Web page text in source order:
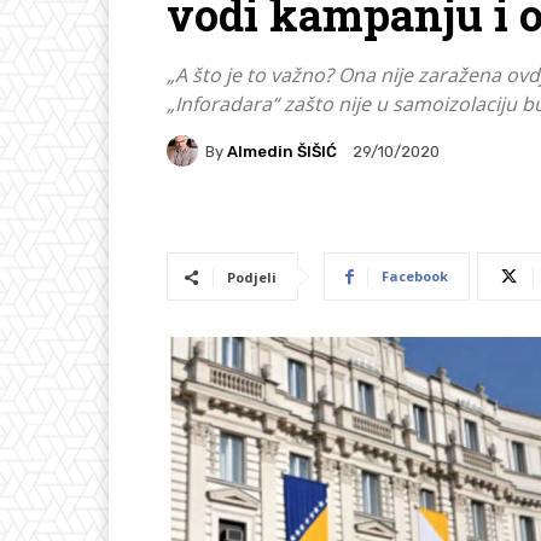
vodi kampanju i
„A što je to važno? Ona nije zaražena
„Inforadara“ zašto nije u samoizolaciju
By Almedin ŠIŠIĆ 29/10/2020
Podjeli Facebook